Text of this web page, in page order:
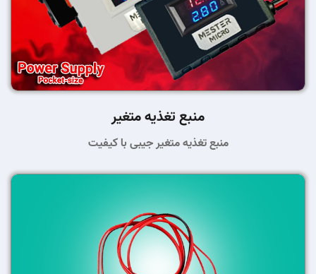
منبع تغذیه متغیر
منبع تغذیه متغیر جیبی با کیفیت